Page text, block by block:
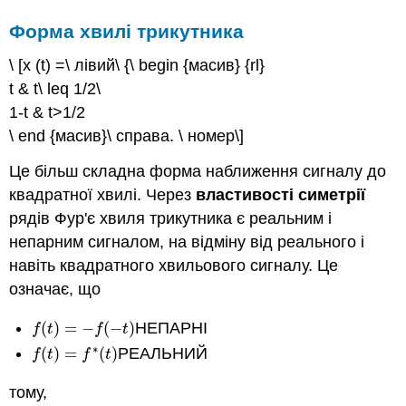
Форма хвилі трикутника
\ [x (t) =\ лівий\ {\ begin {масив} {rl}
t & t\ leq 1/2\
1-t & t>1/2
\ end {масив}\ справа. \ номер\]
Це більш складна форма наближення сигналу до
квадратної хвилі. Через властивості симетрії
рядів Фур'є хвиля трикутника є реальним і
непарним сигналом, на відміну від реального і
навіть квадратного хвильового сигналу. Це
означає, що
f(t) = − f(−t)
f(t)= −f −t ) НЕПАРНІ
f(t) = f ∗(t)
f(t)= f∗ (t) РЕАЛЬНИЙ
тому,